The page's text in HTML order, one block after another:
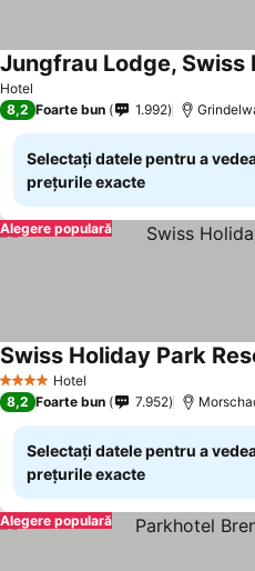
Hotel
Jungfrau Lodge, Swiss
8,2 Foarte bun 1.992
Selectați datele pentru a
prețurile exacte
Alegere populară
4 Stele Hotel
Swiss Holiday Park
8,2 Foarte bun 7.952
Selectați datele pentru a
prețurile exacte
Alegere populară